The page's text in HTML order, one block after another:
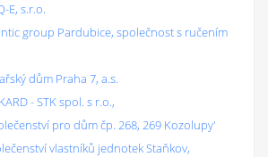
E, s.r.o.
group Pardubice, společnost s ručením
dům Praha 7, a.s.
- STK spol. s r.o.,
pro dům čp. 268, 269 Kozolupy'
vlastníků jednotek Staňkov,